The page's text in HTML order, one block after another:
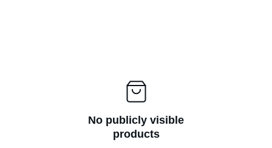
No publicly visible
products